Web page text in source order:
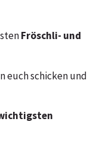
Fröschli- und
euch schicken und